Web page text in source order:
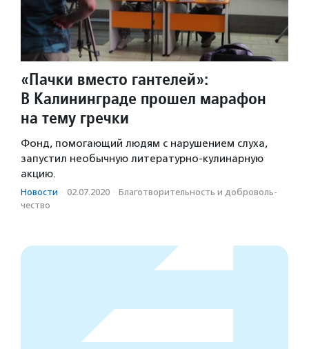
«Пачки вместо гантелей»:
В Калининграде прошел марафон
на тему гречки
Фонд, помогающий людям с нарушением слуха,
запустил необычную литературно-кулинарную
акцию.
Новости · 02.07.2020 · Благотвори­тель­ность и доброволь­
чест­во